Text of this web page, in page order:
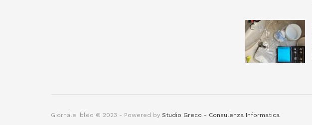
Giornale Ibleo © 2023 - Powered by Studio Greco - Consulenza Informatica